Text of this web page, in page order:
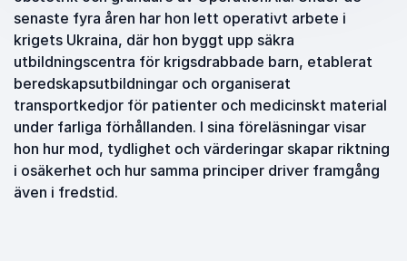
senaste fyra åren har hon lett operativt arbete i
krigets Ukraina, där hon byggt upp säkra
utbildningscentra för krigsdrabbade barn, etablerat
beredskapsutbildningar och organiserat
transportkedjor för patienter och medicinskt material
under farliga förhållanden. I sina föreläsningar visar
hon hur mod, tydlighet och värderingar skapar riktning
i osäkerhet och hur samma principer driver framgång
även i fredstid.